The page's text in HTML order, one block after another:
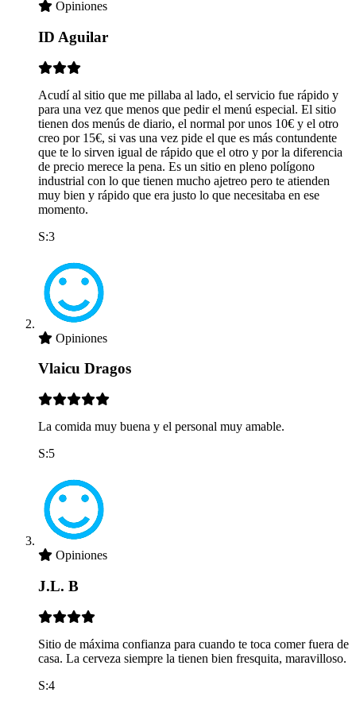
Opiniones
ID Aguilar
Acudí al sitio que me pillaba al lado, el servicio fue rápido y
para una vez que menos que pedir el menú especial. El sitio
tienen dos menús de diario, el normal por unos 10€ y el otro
creo por 15€, si vas una vez pide el que es más contundente
que te lo sirven igual de rápido que el otro y por la diferencia
de precio merece la pena. Es un sitio en pleno polígono
industrial con lo que tienen mucho ajetreo pero te atienden
muy bien y rápido que era justo lo que necesitaba en ese
momento.
S:3
Opiniones
Vlaicu Dragos
La comida muy buena y el personal muy amable.
S:5
Opiniones
J.L. B
Sitio de máxima confianza para cuando te toca comer fuera de
casa. La cerveza siempre la tienen bien fresquita, maravilloso.
S:4